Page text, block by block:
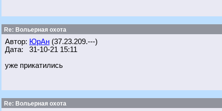
Re: Вольерная охота
Автор: ЮрАн (37.23.209.---)
Дата: 31-10-21 15:11
уже прикатились
Re: Вольерная охота